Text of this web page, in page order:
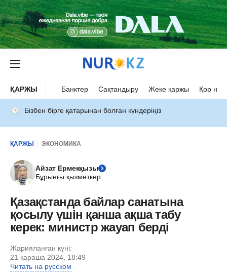
ҚАРЖЫ Банктер Сақтандыру Жеке қаржы Қор
Бізбен бірге қатарынан болған күндеріңіз
ҚАРЖЫ ЭКОНОМИКА
Айзат Ермекқызы
Бұрынғы қызметкер
Қазақстанда байлар санатына
қосылу үшін қанша ақша табу
керек: министр жауап берді
Жарияланған күні:
21 қараша 2024, 18:49
Читать на русском